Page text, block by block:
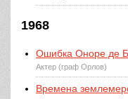
1968
Ошибка Оноре де
Актер (граф Орлов)
Времена